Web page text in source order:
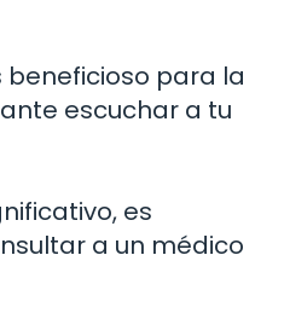
beneficioso para la
escuchar a tu
es
a un médico